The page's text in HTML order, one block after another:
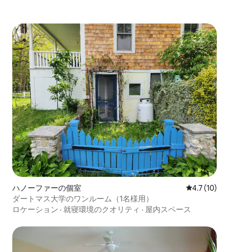
ハノーファーの個室 レビュー10
4.7 (10)
ダートマス大学のワンルーム（1名様用）
ロケーション · 就寝環境のクオリティ · 屋内スペース